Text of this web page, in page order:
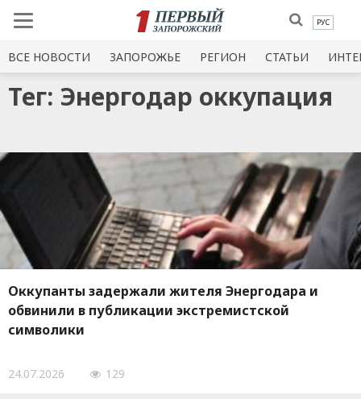
РУС
ВСЕ НОВОСТИ ЗАПОРОЖЬЕ РЕГИОН СТАТЬИ
Тег: Энергодар оккупация
Оккупанты задержали жителя Энергодара и
обвинили в публикации экстремистской
символики
24.07.2026 129